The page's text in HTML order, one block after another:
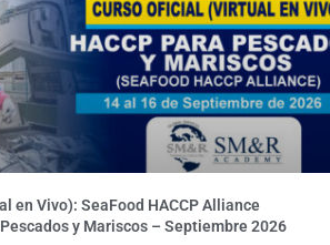
en Vivo): SeaFood HACCP Alliance
y Mariscos – Septiembre 2026